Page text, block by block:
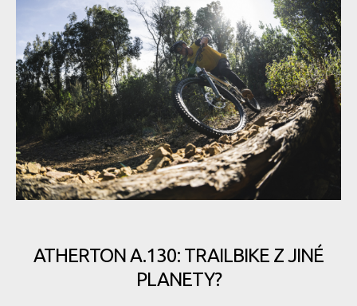
ATHERTON A.130: TRAILBIKE Z JINÉ
PLANETY?